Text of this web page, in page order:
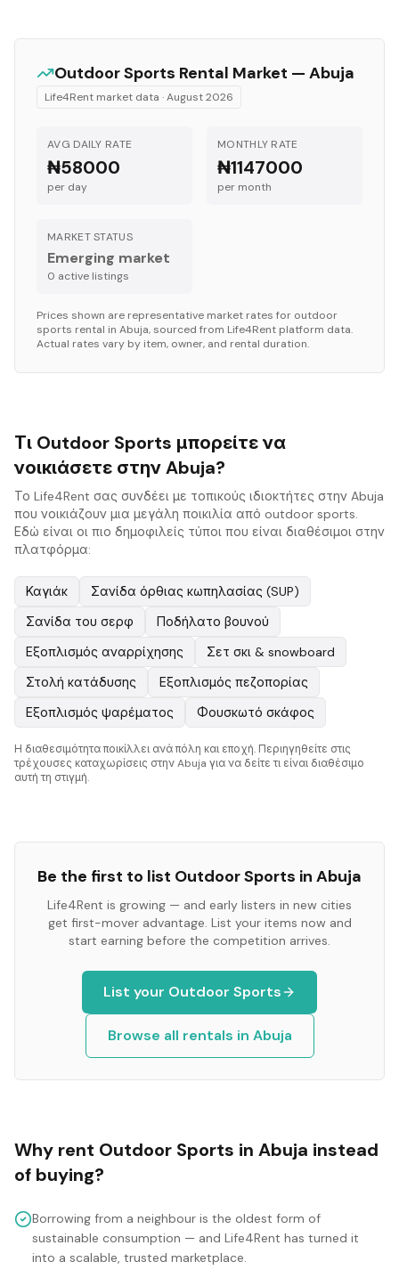
Outdoor Sports Rental Market — Abuja
Life4Rent market data ·August 2026
AVG DAILY RATE
₦58000
per day
MONTHLY RATE
₦1147000
per month
MARKET STATUS
Emerging market
0 active listings
Prices shown are representative market rates for outdoor
sports rental in Abuja, sourced from Life4Rent platform data.
Actual rates vary by item, owner, and rental duration.
Τι Outdoor Sports μπορείτε να
νοικιάσετε στην Abuja?
Το Life4Rent σας συνδέει με τοπικούς ιδιοκτήτες στην Abuja
που νοικιάζουν μια μεγάλη ποικιλία από outdoor sports.
Εδώ είναι οι πιο δημοφιλείς τύποι που είναι διαθέσιμοι στην
πλατφόρμα:
Καγιάκ
Σανίδα όρθιας κωπηλασίας (SUP)
Σανίδα του σερφ
Ποδήλατο βουνού
Εξοπλισμός αναρρίχησης
Σετ σκι & snowboard
Στολή κατάδυσης
Εξοπλισμός πεζοπορίας
Εξοπλισμός ψαρέματος
Φουσκωτό σκάφος
Η διαθεσιμότητα ποικίλλει ανά πόλη και εποχή. Περιηγηθείτε στις
τρέχουσες καταχωρίσεις στην Abuja για να δείτε τι είναι διαθέσιμο
αυτή τη στιγμή.
Be the first to list Outdoor Sports in Abuja
Life4Rent is growing — and early listers in new cities
get first-mover advantage. List your items now and
start earning before the competition arrives.
List your Outdoor Sports
Browse all rentals in Abuja
Why rent Outdoor Sports in Abuja instead
of buying?
Borrowing from a neighbour is the oldest form of
sustainable consumption — and Life4Rent has turned it
into a scalable, trusted marketplace.